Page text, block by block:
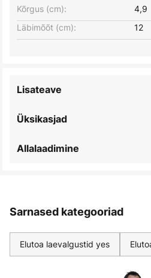
Kõrgus (cm):
4,9
Läbimõõt (cm):
12
Üksikasjad
Lisateave
Allalaadimine
Sarnased kategooriad
Elutoa laevalgustid yes